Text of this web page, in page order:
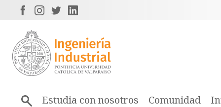
Estudia con nosotros Comunidad